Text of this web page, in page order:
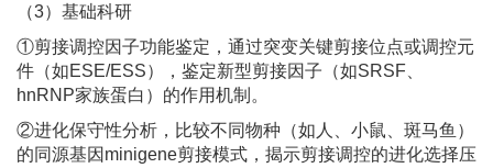
（3）基础科研
①剪接调控因子功能鉴定，通过突变关键剪接位点或调控元
件（如ESE/ESS），鉴定新型剪接因子（如SRSF、
hnRNP家族蛋白）的作用机制。
②进化保守性分析，比较不同物种（如人、小鼠、斑马鱼）
的同源基因minigene剪接模式，揭示剪接调控的进化选择压